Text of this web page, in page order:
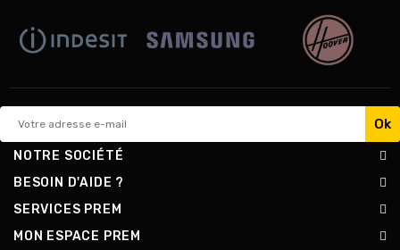
NOTRE SOCIÉTÉ
BESOIN D'AIDE ?
SERVICES PREM
MON ESPACE PREM